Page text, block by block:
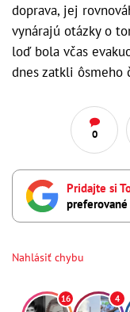
doprava, jej
vynárajú otázky o
loď bola včas
dnes zatkli ôsmeho
0
Pridajte si
Nahlásiť chybu
16 4